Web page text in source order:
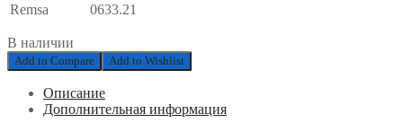
Remsa
0633.21
В наличии
Add to Compare Add to Wishlist
Описание
Дополнительная информация